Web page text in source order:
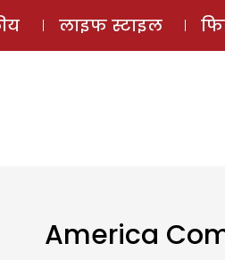
लाइफ स्टाइल
America